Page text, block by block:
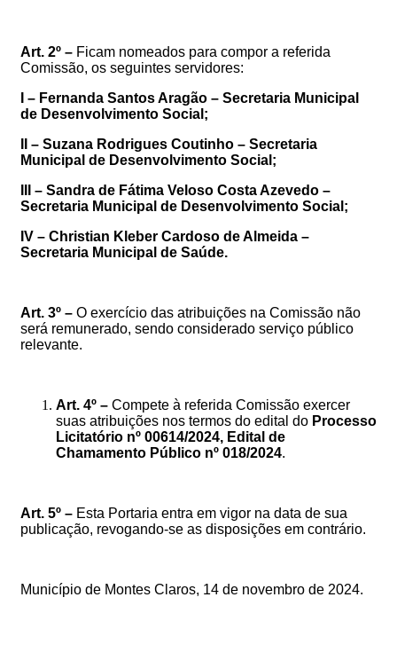
Art. 2º – Ficam nomeados para compor a referida
Comissão, os seguintes servidores:
I – Fernanda Santos Aragão – Secretaria Municipal
de Desenvolvimento Social;
II – Suzana Rodrigues Coutinho – Secretaria
Municipal de Desenvolvimento Social;
III – Sandra de Fátima Veloso Costa Azevedo –
Secretaria Municipal de Desenvolvimento Social;
IV – Christian Kleber Cardoso de Almeida –
Secretaria Municipal de Saúde.
Art. 3º – O exercício das atribuições na Comissão não
será remunerado, sendo considerado serviço público
relevante.
Art. 4º – Compete à referida Comissão exercer
suas atribuições nos termos do edital do Processo
Licitatório nº 00614/2024, Edital de
Chamamento Público nº 018/2024.
Art. 5º – Esta Portaria entra em vigor na data de sua
publicação, revogando-se as disposições em contrário.
Município de Montes Claros, 14 de novembro de 2024.